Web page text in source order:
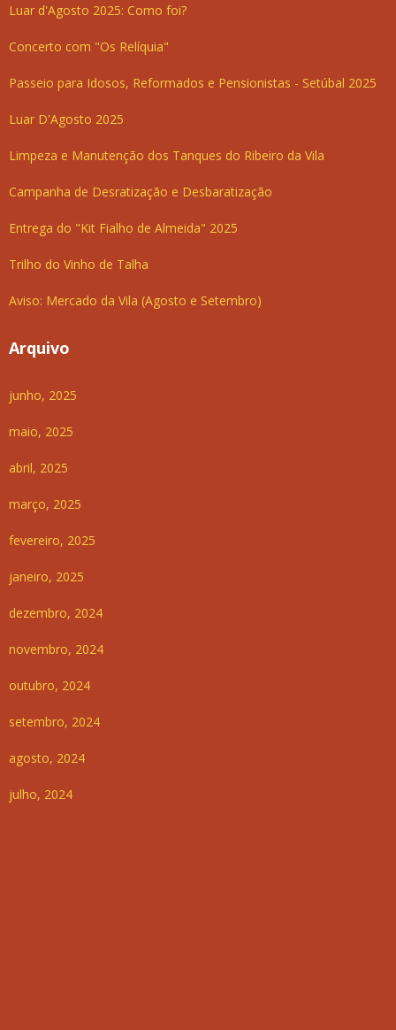
Luar d'Agosto 2025: Como foi?
Concerto com "Os Relíquia"
Passeio para Idosos, Reformados e Pensionistas - Setúbal 2025
Luar D'Agosto 2025
Limpeza e Manutenção dos Tanques do Ribeiro da Vila
Campanha de Desratização e Desbaratização
Entrega do "Kit Fialho de Almeida" 2025
Trilho do Vinho de Talha
Aviso: Mercado da Vila (Agosto e Setembro)
Arquivo
junho, 2025
maio, 2025
abril, 2025
março, 2025
fevereiro, 2025
janeiro, 2025
dezembro, 2024
novembro, 2024
outubro, 2024
setembro, 2024
agosto, 2024
julho, 2024